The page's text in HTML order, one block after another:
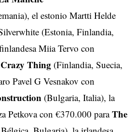
el estonio Martti Helde
(Estonia, Finlandia,
Miia Tervo con
Thing (Finlandia, Suecia,
Pavel G Vesnakov con
(Bulgaria, Italia), la
Petkova con €370.000 paraThe